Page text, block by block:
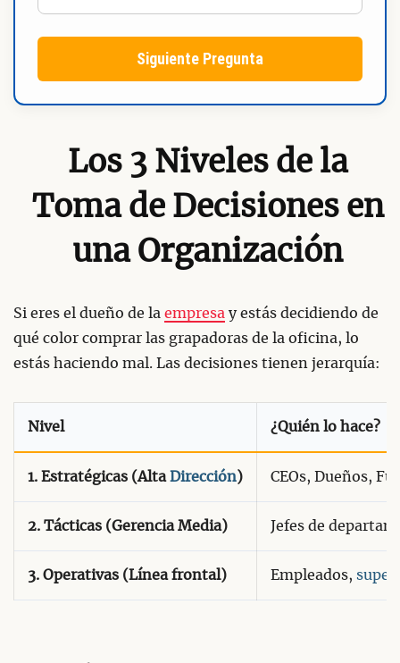
Siguiente Pregunta
Los 3 Niveles de la
Toma de Decisiones en
una Organización
Si eres el dueño de la empresa y estás decidiendo de
qué color comprar las grapadoras de la oficina, lo
estás haciendo mal. Las decisiones tienen jerarquía:
Nivel ¿Quién lo hace?
1. Estratégicas (AltaDirección) CEOs, Dueños,
2. Tácticas (Gerencia Media) Jefes de
3. Operativas (Línea frontal) Empleados,